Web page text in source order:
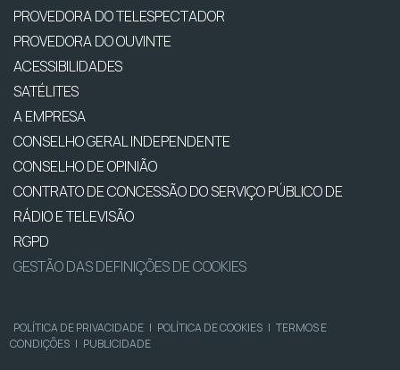
PROVEDORA DO TELESPECTADOR
PROVEDORA DO OUVINTE
ACESSIBILIDADES
SATÉLITES
A EMPRESA
CONSELHO GERAL INDEPENDENTE
CONSELHO DE OPINIÃO
CONTRATO DE CONCESSÃO DO SERVIÇO PÚBLICO DE
RÁDIO E TELEVISÃO
RGPD
GESTÃO DAS DEFINIÇÕES DE COOKIES
POLÍTICA DE PRIVACIDADE | POLÍTICA DE COOKIES | TERMOS E
CONDIÇÕES | PUBLICIDADE